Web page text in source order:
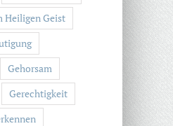
Heiligen Geist
Gehorsam
Gerechtigkeit